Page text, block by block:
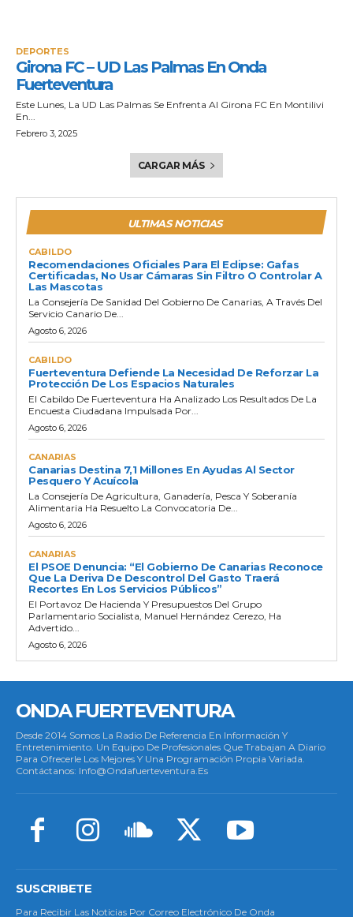
DEPORTES
Girona FC – UD Las Palmas En Onda
Fuerteventura
Este Lunes, La UD Las Palmas Se Enfrenta Al Girona FC En Montilivi
En...
Febrero 3, 2025
CARGAR MÁS
ULTIMAS NOTICIAS
CABILDO
Recomendaciones Oficiales Para El Eclipse: Gafas
Certificadas, No Usar Cámaras Sin Filtro O Controlar A
Las Mascotas
La Consejería De Sanidad Del Gobierno De Canarias, A Través Del
Servicio Canario De...
Agosto 6, 2026
CABILDO
Fuerteventura Defiende La Necesidad De Reforzar La
Protección De Los Espacios Naturales
El Cabildo De Fuerteventura Ha Analizado Los Resultados De La
Encuesta Ciudadana Impulsada Por...
Agosto 6, 2026
CANARIAS
Canarias Destina 7,1 Millones En Ayudas Al Sector
Pesquero Y Acuícola
La Consejería De Agricultura, Ganadería, Pesca Y Soberanía
Alimentaria Ha Resuelto La Convocatoria De...
Agosto 6, 2026
CANARIAS
El PSOE Denuncia: “El Gobierno De Canarias Reconoce
Que La Deriva De Descontrol Del Gasto Traerá
Recortes En Los Servicios Públicos”
El Portavoz De Hacienda Y Presupuestos Del Grupo
Parlamentario Socialista, Manuel Hernández Cerezo, Ha
Advertido...
Agosto 6, 2026
ONDA FUERTEVENTURA
Desde 2014 Somos La Radio De Referencia En Información Y
Entretenimiento. Un Equipo De Profesionales Que Trabajan A Diario
Para Ofrecerle Los Mejores Y Una Programación Propia Variada.
Contáctanos: Info@ondafuerteventura.es
SUSCRIBETE
Para Recibir Las Noticias Por Correo Electrónico De Onda